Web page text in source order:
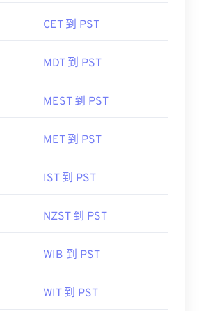
CET 到 PST
MDT 到 PST
MEST 到 PST
MET 到 PST
IST 到 PST
NZST 到 PST
WIB 到 PST
WIT 到 PST